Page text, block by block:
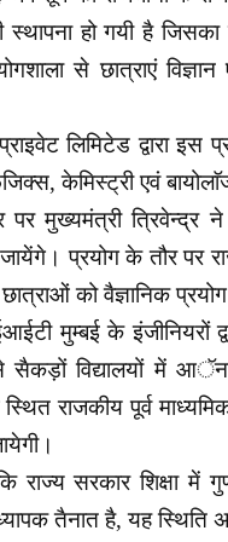
हो गयी है जिसका
से छात्राएं
लिमिटेड द्वारा
केमिस्ट्री एवं
मुख्यमंत्री
प्रयोग के तौर पर
को वैज्ञानिक
मुम्बई के
सैकड़ों विद्यालयों में
स्थित राजकीय पूर्व
राज्य सरकार शिक्षा में
तैनात है, यह स्थिति